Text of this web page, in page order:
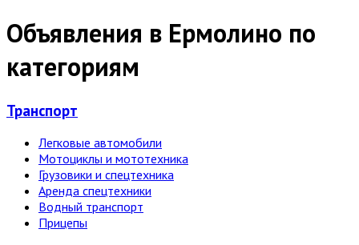
Объявления в Ермолино по
категориям
Транспорт
Легковые автомобили
Мотоциклы и мототехника
Грузовики и спецтехника
Аренда спецтехники
Водный транспорт
Прицепы